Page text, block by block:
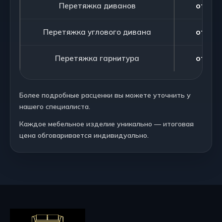
Перетяжка диванов от 105
Перетяжка углового дивана от 180
Перетяжка гарнитура от 195
Более подробные расценки вы можете уточнить у
нашего специалиста.
Каждое мебельное изделие уникально — итоговая
цена обговаривается индивидуально.